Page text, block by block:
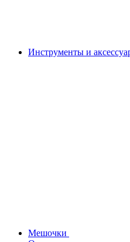
Инструменты и
Мешочки